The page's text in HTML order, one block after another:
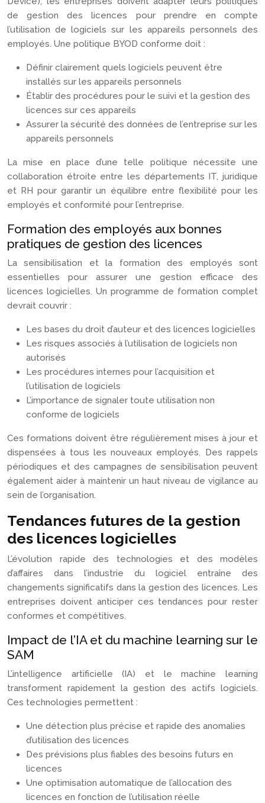
de gestion des licences pour prendre en compte
l’utilisation de logiciels sur les appareils personnels des
employés. Une politique BYOD conforme doit :
Définir clairement quels logiciels peuvent être
installés sur les appareils personnels
Établir des procédures pour le suivi et la gestion des
licences sur ces appareils
Assurer la sécurité des données de l’entreprise sur les
appareils personnels
La mise en place d’une telle politique nécessite une
collaboration étroite entre les départements IT, juridique
et RH pour garantir un équilibre entre flexibilité pour les
employés et conformité pour l’entreprise.
Formation des employés aux bonnes
pratiques de gestion des licences
La sensibilisation et la formation des employés sont
essentielles pour assurer une gestion efficace des
licences logicielles. Un programme de formation complet
devrait couvrir :
Les bases du droit d’auteur et des licences logicielles
Les risques associés à l’utilisation de logiciels non
autorisés
Les procédures internes pour l’acquisition et
l’utilisation de logiciels
L’importance de signaler toute utilisation non
conforme de logiciels
Ces formations doivent être régulièrement mises à jour et
dispensées à tous les nouveaux employés. Des rappels
périodiques et des campagnes de sensibilisation peuvent
également aider à maintenir un haut niveau de vigilance au
sein de l’organisation.
Tendances futures de la gestion
des licences logicielles
L’évolution rapide des technologies et des modèles
d’affaires dans l’industrie du logiciel entraîne des
changements significatifs dans la gestion des licences. Les
entreprises doivent anticiper ces tendances pour rester
conformes et compétitives.
Impact de l’IA et du machine learning sur le
SAM
L’intelligence artificielle (IA) et le machine learning
transforment rapidement la gestion des actifs logiciels.
Ces technologies permettent :
Une détection plus précise et rapide des anomalies
d’utilisation des licences
Des prévisions plus fiables des besoins futurs en
licences
Une optimisation automatique de l’allocation des
licences en fonction de l’utilisation réelle